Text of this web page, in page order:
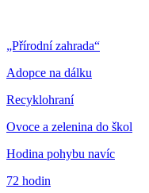
„Přírodní zahrada“
Adopce na dálku
Recyklohraní
Ovoce a zelenina do škol
Hodina pohybu navíc
72 hodin